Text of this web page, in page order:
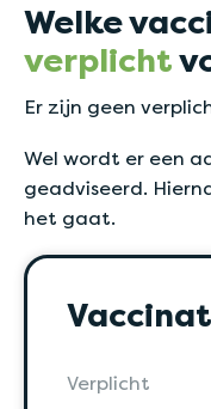
Welke
verplicht
Er zijn geen
Wel wordt er een
geadviseerd.
het gaat.
Verplicht